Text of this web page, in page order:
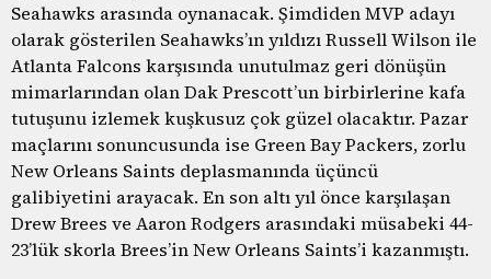
Seahawks arasında oynanacak. Şimdiden MVP adayı
olarak gösterilen Seahawks’ın yıldızı Russell Wilson ile
Atlanta Falcons karşısında unutulmaz geri dönüşün
mimarlarından olan Dak Prescott’un birbirlerine kafa
tutuşunu izlemek kuşkusuz çok güzel olacaktır. Pazar
maçlarını sonuncusunda ise Green Bay Packers, zorlu
New Orleans Saints deplasmanında üçüncü
galibiyetini arayacak. En son altı yıl önce karşılaşan
Drew Brees ve Aaron Rodgers arasındaki müsabeki 44-
23’lük skorla Brees’in New Orleans Saints’i kazanmıştı.